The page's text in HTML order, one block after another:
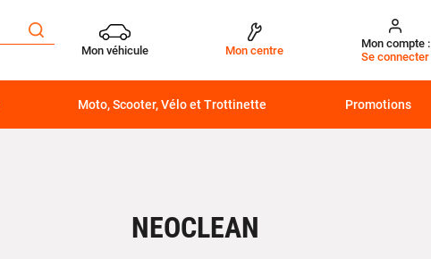
Mon véhicule Mon centre
Mon compte :
Se connecter
Moto, Scooter, Vélo et Trottinette Promotions
NEOCLEAN